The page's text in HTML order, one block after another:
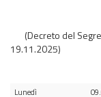
ORARIO
(Decreto del
19.11.2025)
Lunedì